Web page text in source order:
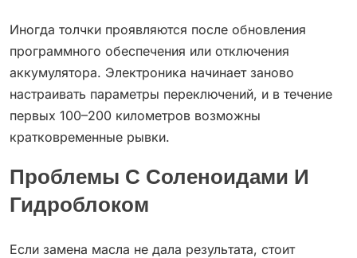
Иногда толчки проявляются после обновления
программного обеспечения или отключения
аккумулятора. Электроника начинает заново
настраивать параметры переключений, и в течение
первых 100–200 километров возможны
кратковременные рывки.
Проблемы С Соленоидами И
Гидроблоком
Если замена масла не дала результата, стоит